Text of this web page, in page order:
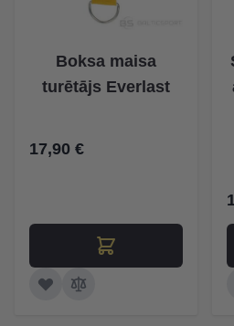
Boksa maisa
turētājs Everlast
17,90 €